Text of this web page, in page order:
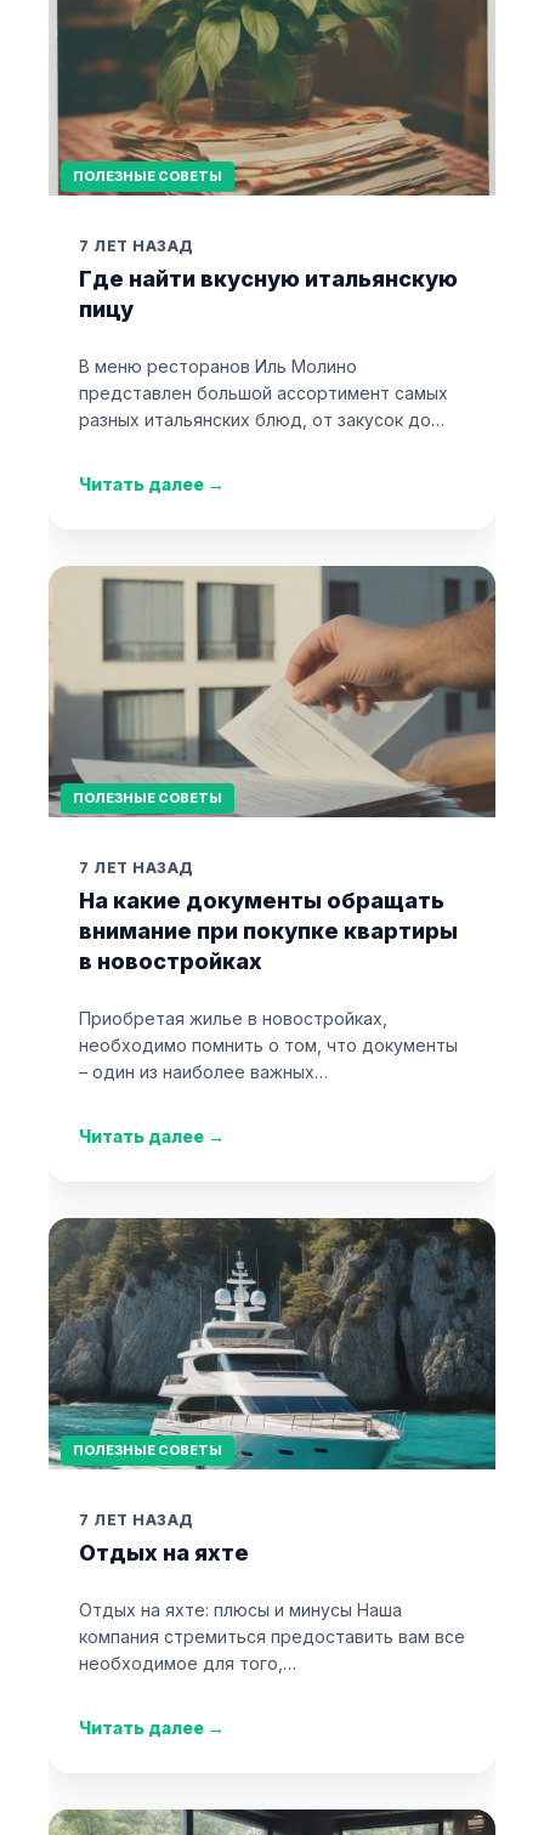
ПОЛЕЗНЫЕ СОВЕТЫ
7 ЛЕТ НАЗАД
Где найти вкусную итальянскую
пицу
В меню ресторанов Иль Молино
представлен большой ассортимент самых
разных итальянских блюд, от закусок до…
Читать далее →
ПОЛЕЗНЫЕ СОВЕТЫ
7 ЛЕТ НАЗАД
На какие документы обращать
внимание при покупке квартиры
в новостройках
Приобретая жилье в новостройках,
необходимо помнить о том, что документы
– один из наиболее важных…
Читать далее →
ПОЛЕЗНЫЕ СОВЕТЫ
7 ЛЕТ НАЗАД
Отдых на яхте
Отдых на яхте: плюсы и минусы Наша
компания стремиться предоставить вам все
необходимое для того,…
Читать далее →